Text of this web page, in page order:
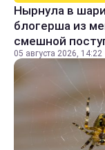
Нырнула в
блогерша из
смешной
05 августа 2026, 14:22